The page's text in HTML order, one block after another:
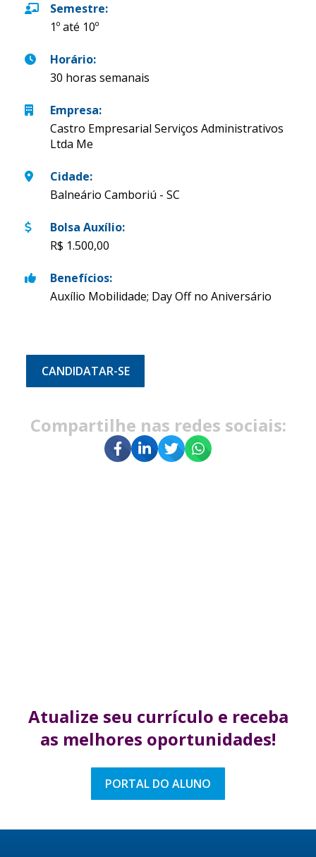
Semestre:
1º até 10º
Horário:
30 horas semanais
Empresa:
Castro Empresarial Serviços Administrativos
Ltda Me
Cidade:
Balneário Camboriú - SC
Bolsa Auxílio:
R$ 1.500,00
Benefícios:
Auxílio Mobilidade; Day Off no Aniversário
CANDIDATAR-SE
Compartilhe nas redes sociais:
Atualize seu currículo e receba
as melhores oportunidades!
PORTAL DO ALUNO